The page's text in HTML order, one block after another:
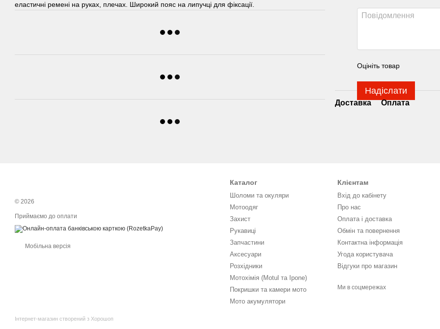
еластичні ремені на руках, плечах. Широкий пояс на липучці для фіксації.
Оцініть товар
Надіслати
Доставка Оплата
© 2026
Приймаємо до оплати
Мобільна версія
Інтернет-магазин створений з Хорошоп
Каталог
Шоломи та окуляри
Мотоодяг
Захист
Рукавиці
Запчастини
Аксесуари
Розхідники
Мотохімія (Motul та Ipone)
Покришки та камери мото
Мото акумулятори
Клієнтам
Вхід до кабінету
Про нас
Оплата і доставка
Обмін та повернення
Контактна інформація
Угода користувача
Відгуки про магазин
Ми в соцмережах